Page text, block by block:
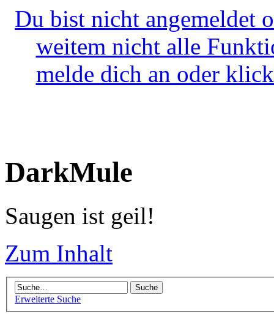
Du bist nicht angemeldet
weitem nicht alle
melde dich an oder
DarkMule
Saugen ist geil!
Zum Inhalt
Erweiterte Suche